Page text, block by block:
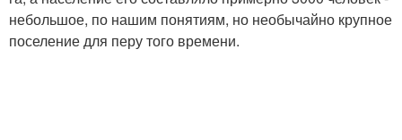
небольшое, по нашим понятиям, но необычайно крупное
поселение для перу того времени.